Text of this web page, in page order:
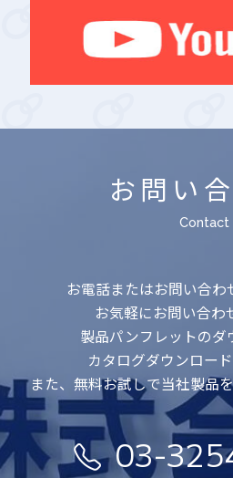
お問い
Contact
お電話またはお問い合わ
お気軽にお問い合わ
製品パンフレットのダ
カタログダウンロー
また、無料お試しで当社製品
03-